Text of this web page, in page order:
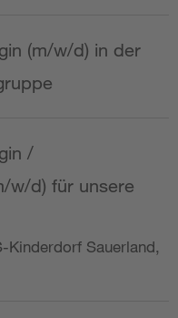
(m/w/d) in der
/
w/d) für unsere
Kinderdorf Sauerland,